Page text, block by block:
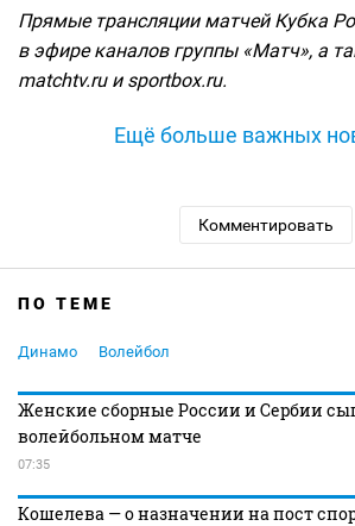
Прямые трансляции матчей Кубка
в эфире каналов группы «Матч», а
matchtv.ru и sportbox.ru.
Ещё больше важных
Комментировать
ПО ТЕМЕ
Динамо Волейбол
Женские сборные России и Сербии
волейбольном матче
07:35
Кошелева — о назначении на пост